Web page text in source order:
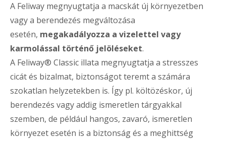
A Feliway megnyugtatja a macskát új környezetben
vagy a berendezés megváltozása
esetén, megakadályozza a vizelettel vagy
karmolással történő jelöléseket.
A Feliway® Classic illata megnyugtatja a stresszes
cicát és bizalmat, biztonságot teremt a számára
szokatlan helyzetekben is. Így pl. költözéskor, új
berendezés vagy addig ismeretlen tárgyakkal
szemben, de például hangos, zavaró, ismeretlen
környezet esetén is a biztonság és a meghittség